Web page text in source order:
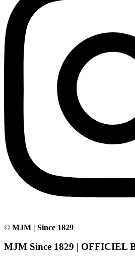
© MJM | Since 1829
MJM Since 1829 | OFFICIEL